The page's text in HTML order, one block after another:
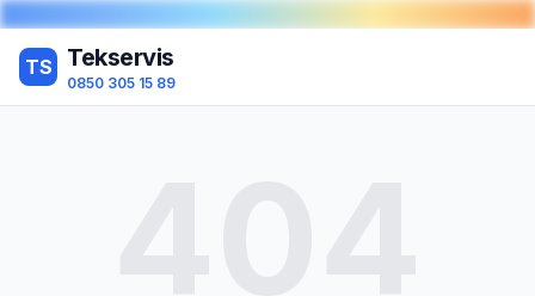
TS Tekservis
0850 305 15 89